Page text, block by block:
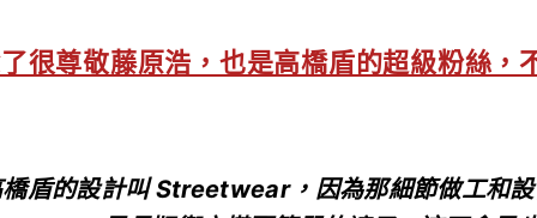
很尊敬藤原浩，也是高橋盾的超級粉絲，
盾的設計叫 Streetwear，因為那細節做工和